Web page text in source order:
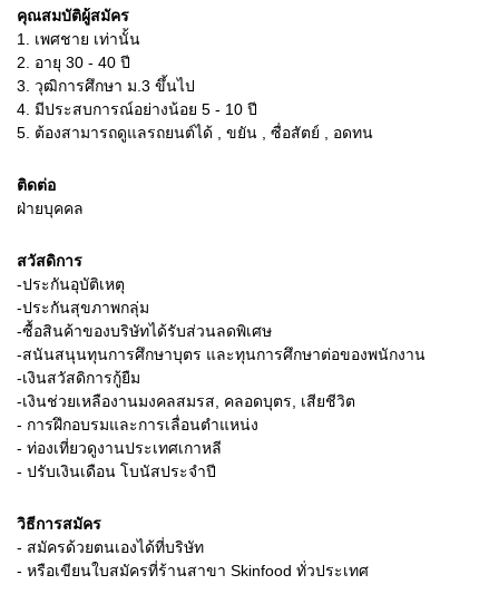
คุณสมบัติผู้สมัคร
1.
เพศชาย เท่านั้น
2.
อายุ 30 - 40 ปี
3. วุฒิการศึกษา ม.3 ขึ้นไป
4. มีประสบการณ์อย่างน้อย 5 - 10 ปี
5. ต้องสามารถดูแลรถยนต์ได้ , ขยัน , ซื่อสัตย์ , อดทน
ติดต่อ
ฝ่ายบุคคล
สวัสดิการ
-ประกันอุบัติเหตุ
-ประกันสุขภาพกลุ่ม
-ซื้อสินค้าของบริษัทได้รับส่วนลดพิเศษ
-สนันสนุนทุนการศึกษาบุตร และทุนการศึกษาต่อของพนักงาน
-เงินสวัสดิการกู้ยืม
-เงินช่วยเหลืองานมงคลสมรส, คลอดบุตร, เสียชีวิต
- การฝึกอบรมและการเลื่อนตำแหน่ง
- ท่องเที่ยวดูงานประเทศเกาหลี
- ปรับเงินเดือน โบนัสประจำปี
วิธีการสมัคร
- สมัครด้วยตนเองได้ที่บริษัท
- หรือเขียนใบสมัครที่ร้านสาขา Skinfood ทั่วประเทศ